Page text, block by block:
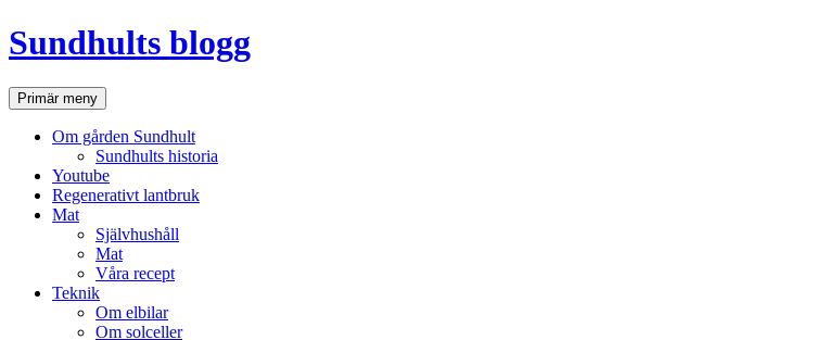
Hoppa
till
Sundhults blogg
SökPrimär meny
Om gården Sundhult
Sundhults historia
Youtube
Regenerativt lantbruk
Mat
Självhushåll
Mat
Våra recept
Teknik
Om elbilar
Om solceller